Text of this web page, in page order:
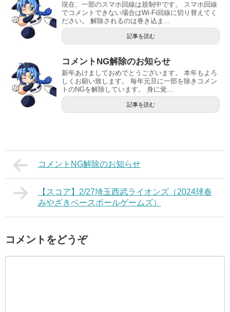
現在、一部のスマホ回線は規制中です。 スマホ回線
でコメントできない場合はWi-Fi回線に切り替えてく
ださい。 解除されるのは巻き込ま...
記事を読む
コメントNG解除のお知らせ
新年あけましておめでとうございます。 本年もよろ
しくお願い致します。 毎年元旦に一部を除きコメン
トのNGを解除しています。 身に覚...
記事を読む
コメントNG解除のお知らせ
【スコア】2/27埼玉西武ライオンズ（2024球春
みやざきベースボールゲームズ）
コメントをどうぞ